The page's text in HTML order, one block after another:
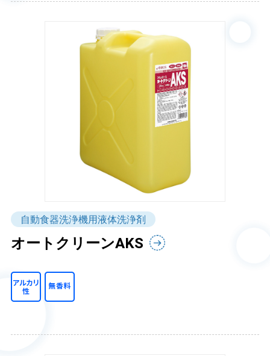
自動食器洗浄機用液体洗浄剤
オートクリーンAKS